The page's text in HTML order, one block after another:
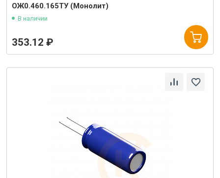
ОЖ0.460.165ТУ (Монолит)
В наличии
353.12 ₽